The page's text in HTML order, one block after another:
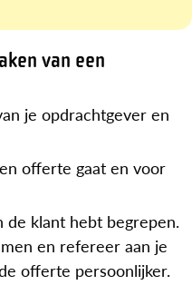
van een
je opdrachtgever en
offerte gaat en voor
de klant hebt begrepen.
en refereer aan je
offerte persoonlijker.